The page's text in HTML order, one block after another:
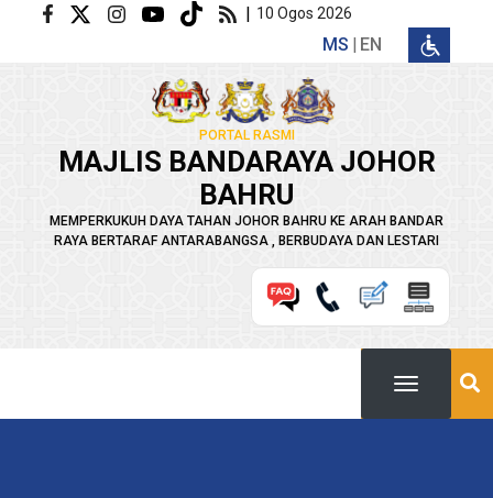
Langkau ke kandungan utama | 10 Ogos 2026
MS EN
PORTAL RASMI
MAJLIS BANDARAYA JOHOR
BAHRU
MEMPERKUKUH DAYA TAHAN JOHOR BAHRU KE ARAH BANDAR
RAYA BERTARAF ANTARABANGSA , BERBUDAYA DAN LESTARI